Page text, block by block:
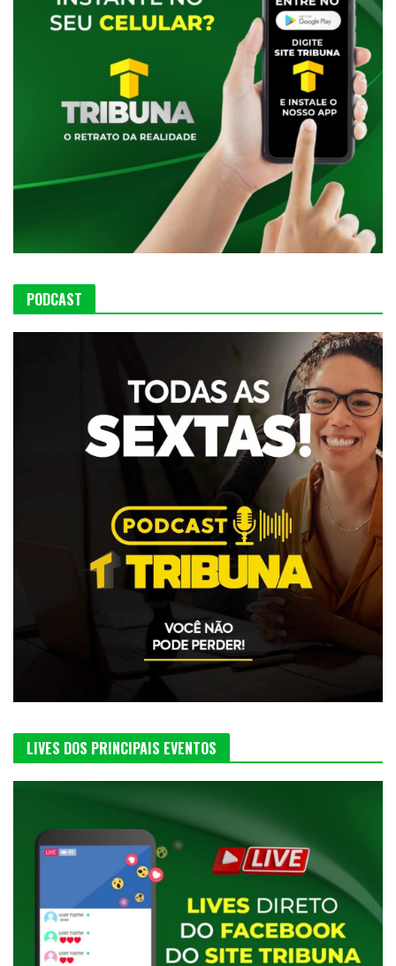
PODCAST
LIVES DOS PRINCIPAIS EVENTOS